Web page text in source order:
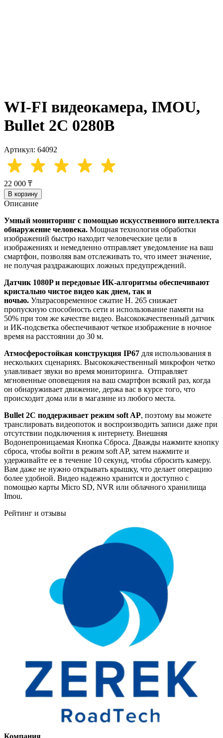
WI-FI видеокамера, IMOU,
Bullet 2C 0280B
Артикул: 64092
22 000 ₸
В корзину
Описание
Умный мониторинг с помощью искусственного интеллекта
обнаружение человека. Мощная технология обработки
изображений быстро находит человеческие цели в
изображениях и немедленно отправляет уведомление на ваш
смартфон, позволяя вам отслеживать то, что имеет значение,
не получая раздражающих ложных предупреждений.
Датчик 1080P и передовые ИК-алгоритмы обеспечивают
кристально чистое видео как днем, так и
ночью. Ультрасовременное сжатие H. 265 снижает
пропускную способность сети и использование памяти на
50% при том же качестве видео. Высококачественный датчик
и ИК-подсветка обеспечивают четкое изображение в ночное
время на расстоянии до 30 м.
Атмосферостойкая конструкция IP67 для использования в
нескольких сценариях. Высококачественный микрофон четко
улавливает звуки во время мониторинга. Отправляет
мгновенные оповещения на ваш смартфон всякий раз, когда
он обнаруживает движение, держа вас в курсе того, что
происходит дома или в магазине из любого места.
Bullet 2C поддерживает режим soft AP, поэтому вы можете
транслировать видеопоток и воспроизводить записи даже при
отсутствии подключения к интернету. Внешняя
Водонепроницаемая Кнопка Сброса. Дважды нажмите кнопку
сброса, чтобы войти в режим soft AP, затем нажмите и
удерживайте ее в течение 10 секунд, чтобы сбросить камеру.
Вам даже не нужно открывать крышку, что делает операцию
более удобной. Видео надежно хранится и доступно с
помощью карты Micro SD, NVR или облачного хранилища
Imou.
Рейтинг и отзывы